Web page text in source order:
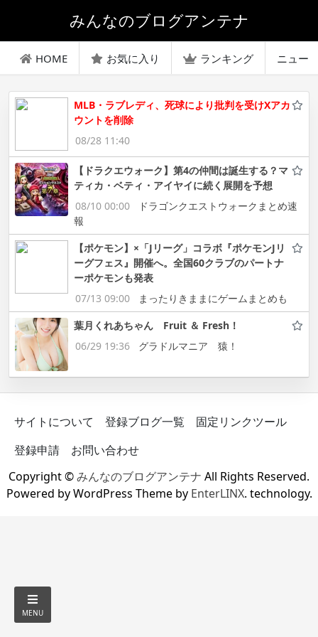
みんなのブログアンテナ
HOME お気に入り ランキング ニュー
MLB・ラブレディ、死球により批判を受けXアカ
ウントを削除
08/28 11:40
【ドラクエウォーク】第4の仲間は誕生する？マ
ティカ・ベティ・アイヤイに続く展開を予想
08/10 00:00
ドラゴンクエストウォークまとめ速
報
【ポケモン】×「Jリーグ」コラボ『ポケモンJリ
ーグフェス』開催へ。全国60クラブのパートナ
ーポケモンも発表
07/13 09:00
まったりきままにゲームまとめも
葉月くれあちゃん Fruit ＆ Fresh！
06/29 19:36
グラドルマニア 猿！
サイトについて 登録ブログ一覧
固定リンクツール
登録申請
お問い合わせ
Copyright ©みんなのブログアンテナ All Rights Reserved.
Powered by WordPress Theme by EnterLINX. technology.
MENU